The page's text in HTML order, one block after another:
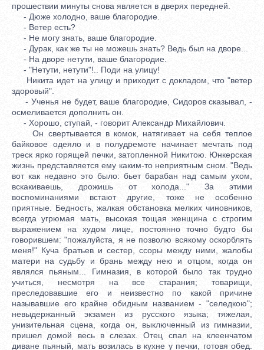
прошествии минуты снова является в дверях передней.
- Дюже холодно, ваше благородие.
- Ветер есть?
- Не могу знать, ваше благородие.
- Дурак, как же ты не можешь знать? Ведь был на дворе...
- На дворе нетути, ваше благородие.
- "Нетути, нетути"!.. Поди на улицу!
Никита идет на улицу и приходит с докладом, что "ветер
здоровый".
- Ученья не будет, ваше благородие, Сидоров сказывал, -
осмеливается дополнить он.
- Хорошо, ступай, - говорит Александр Михайлович.
Он свертывается в комок, натягивает на себя теплое
байковое одеяло и в полудремоте начинает мечтать под
треск ярко горящей печки, затопленной Никитою. Юнкерская
жизнь представляется ему каким-то неприятным сном. "Ведь
вот как недавно это было: бьет барабан над самым ухом,
вскакиваешь, дрожишь от холода..." За этими
воспоминаниями встают другие, тоже не особенно
приятные. Бедность, жалкая обстановка мелких чиновников,
всегда угрюмая мать, высокая тощая женщина с строгим
выражением на худом лице, постоянно точно будто бы
говорившем: "пожалуйста, я не позволю всякому оскорблять
меня!" Куча братьев и сестер, ссоры между ними, жалобы
матери на судьбу и брань между нею и отцом, когда он
являлся пьяным... Гимназия, в которой было так трудно
учиться, несмотря на все старания; товарищи,
преследовавшие его и неизвестно по какой причине
называвшие его крайне обидным названием - "селедкою";
невыдержанный экзамен из русского языка; тяжелая,
унизительная сцена, когда он, выключенный из гимназии,
пришел домой весь в слезах. Отец спал на клеенчатом
диване пьяный, мать возилась в кухне у печки, готовя обед.